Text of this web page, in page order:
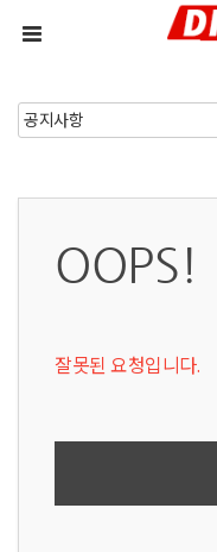
OOPS!
잘못된 요청입니다.